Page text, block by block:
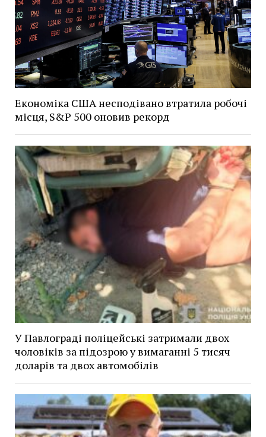
Економіка США несподівано втратила робочі
місця, S&P 500 оновив рекорд
У Павлограді поліцейські затримали двох
чоловіків за підозрою у вимаганні 5 тисяч
доларів та двох автомобілів